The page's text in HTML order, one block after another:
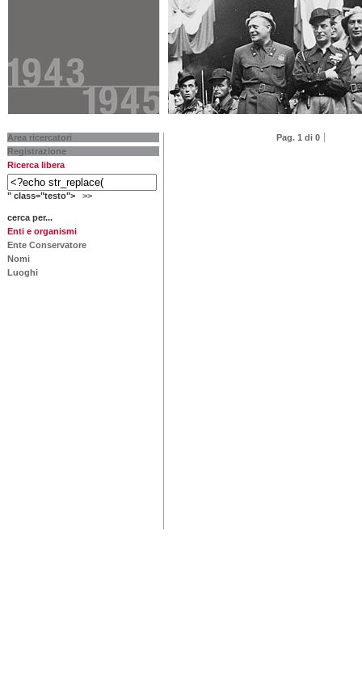
Area ricercatori
Registrazione
Ricerca libera
" class="testo"> >>
cerca per...
Enti e organismi
Ente Conservatore
Nomi
Luoghi
Pag. 1 di 0